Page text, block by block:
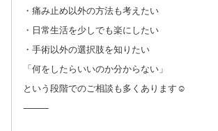
・痛み止め以外の方法も考えたい
・日常生活を少しでも楽にしたい
・手術以外の選択肢を知りたい
「何をしたらいいのか分からない」
という段階でのご相談も多くあります☺️
⸻